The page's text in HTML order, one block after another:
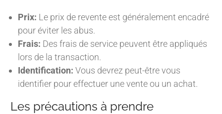
Prix: Le prix de revente est généralement encadré
pour éviter les abus.
Frais: Des frais de service peuvent être appliqués
lors de la transaction.
Identification: Vous devrez peut-être vous
identifier pour effectuer une vente ou un achat.
Les précautions à prendre